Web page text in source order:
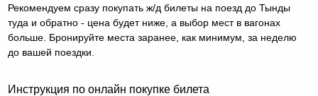
Рекомендуем сразу покупать ж/д билеты на поезд до Тынды
туда и обратно - цена будет ниже, а выбор мест в вагонах
больше. Бронируйте места заранее, как минимум, за неделю
до вашей поездки.
Инструкция по онлайн покупке билета